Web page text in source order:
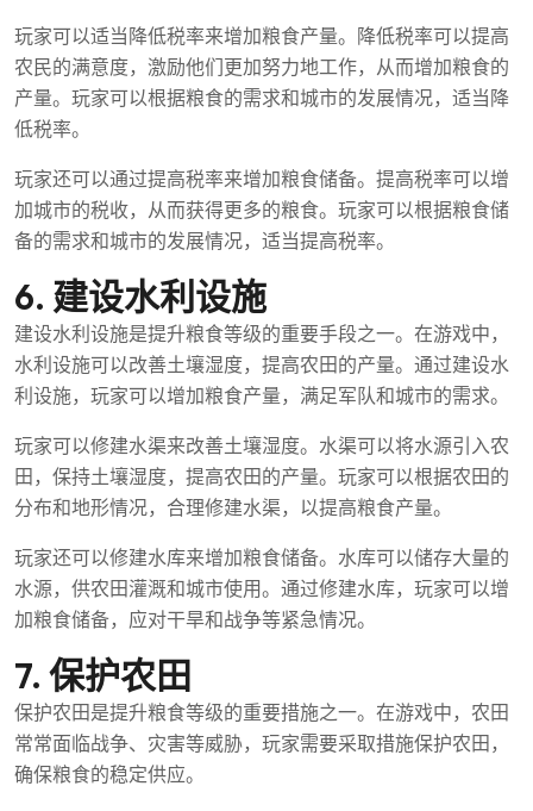
玩家可以适当降低税率来增加粮食产量。降低税率可以提高
农民的满意度，激励他们更加努力地工作，从而增加粮食的
产量。玩家可以根据粮食的需求和城市的发展情况，适当降
低税率。
玩家还可以通过提高税率来增加粮食储备。提高税率可以增
加城市的税收，从而获得更多的粮食。玩家可以根据粮食储
备的需求和城市的发展情况，适当提高税率。
6. 建设水利设施
建设水利设施是提升粮食等级的重要手段之一。在游戏中，
水利设施可以改善土壤湿度，提高农田的产量。通过建设水
利设施，玩家可以增加粮食产量，满足军队和城市的需求。
玩家可以修建水渠来改善土壤湿度。水渠可以将水源引入农
田，保持土壤湿度，提高农田的产量。玩家可以根据农田的
分布和地形情况，合理修建水渠，以提高粮食产量。
玩家还可以修建水库来增加粮食储备。水库可以储存大量的
水源，供农田灌溉和城市使用。通过修建水库，玩家可以增
加粮食储备，应对干旱和战争等紧急情况。
7. 保护农田
保护农田是提升粮食等级的重要措施之一。在游戏中，农田
常常面临战争、灾害等威胁，玩家需要采取措施保护农田，
确保粮食的稳定供应。